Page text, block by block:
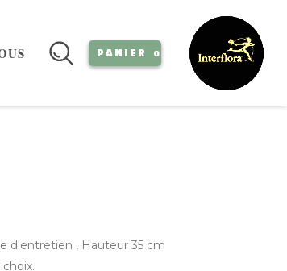
PANIER 0
d'entretien , Hauteur 35 cm